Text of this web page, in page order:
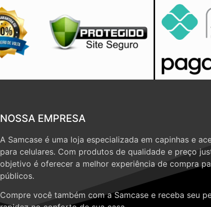
NOSSA EMPRESA
A Samcase é uma loja especializada em capinhas e
para celulares. Com produtos de qualidade e preço
objetivo é oferecer a melhor experiência de compra
públicos.
Compre você também com a Samcase e receba seu